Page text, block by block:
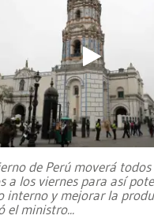
de Perú moverá
a los viernes para así
interno y mejorar la
el ministro...